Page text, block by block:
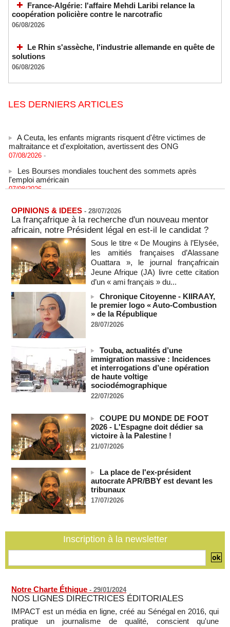
France-Algérie: l'affaire Mehdi Laribi relance la
coopération policière contre le narcotrafic
06/08/2026
Le Rhin s'assèche, l'industrie allemande en quête de
solutions
06/08/2026
LES DERNIERS ARTICLES
maltraitance et d'exploitation, avertissent des ONG
07/08/2026 -
l'emploi américain
07/08/2026 -
vives de la nation
07/08/2026 -
Polémique à l’Assemblée nationale : Yaël Braun-Pivet se dit
"dépassée" par les critiques concernant le nouveau pavillon
07/08/2026 -
Depuis le « cessez-le-feu » à Gaza, les forces israéliennes
ont tué 300 enfants palestiniens (UNICEF)
Guinée-Bissau - Première visite de la médiation sénégalaise
après le sommet de la Cedeao
07/08/2026 -
Bénin: Patrice Talon élu président du Sénat, moins de trois
mois après son départ du pouvoir
07/08/2026
Mali-Algérie : le PM Maïga affirme qu’il n’y a « aucune
rupture diplomatique » entre les 2 pays
07/08/2026 -
demande une enquête pour crime de guerre
07/08/2026 -
Côte d'Ivoire : le président Ouattara accorde la grâce à 4.661
détenus
07/08/2026 -
Plagiat à Cambridge - L’université va réexaminer le
recrutement de ses enseignants
07/08/2026 -
La Türkiye, l’Arabie saoudite et le Pakistan signent un accord
conjoint de défense à La Mecque
La Bourse de Paris termine en hausse et poursuit sa course
OPINIONS & IDEES - 28/07/2026
La françafrique à la recherche d'un nouveau mentor
africain, notre Président légal en est-il le candidat ?
Sous le titre « De Mougins à l’Elysée,
les amitiés françaises d’Alassane
Ouattara », le journal françafricain
Jeune Afrique (JA) livre cette citation
d’un « ami français » du...
Chronique Citoyenne - KIIRAAY,
le premier logo « Auto-Combustion
» de la République
28/07/2026
Touba, actualités d’une
immigration massive : Incidences
et interrogations d’une opération
de haute voltige
sociodémographique
22/07/2026
COUPE DU MONDE DE FOOT
2026 - L'Espagne doit dédier sa
victoire à la Palestine !
21/07/2026
La place de l'ex-président
autocrate APR/BBY est devant les
tribunaux
17/07/2026
Inscription à la newsletter
Notre Charte Éthique - 29/01/2024
NOS LIGNES DIRECTRICES ÉDITORIALES
IMPACT est un média en ligne, créé au Sénégal en 2016, qui
pratique un journalisme de qualité, conscient qu'une